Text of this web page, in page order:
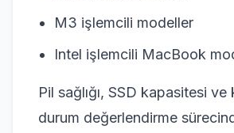
M3 işlemcili modeller
Intel işlemcili MacBook
Pil sağlığı, SSD kapasitesi
durum değerlendirme